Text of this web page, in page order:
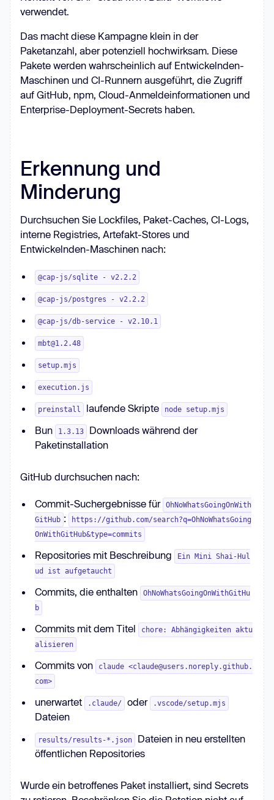
verwendet.
Das macht diese Kampagne klein in der
Paketanzahl, aber potenziell hochwirksam. Diese
Pakete werden wahrscheinlich auf Entwickelnden-
Maschinen und CI-Runnern ausgeführt, die Zugriff
auf GitHub, npm, Cloud-Anmeldeinformationen und
Enterprise-Deployment-Secrets haben.
Erkennung und
Minderung
Durchsuchen Sie Lockfiles, Paket-Caches, CI-Logs,
interne Registries, Artefakt-Stores und
Entwickelnden-Maschinen nach:
@cap-js/sqlite - v2.2.2
@cap-js/postgres - v2.2.2
@cap-js/db-service - v2.10.1
mbt@1.2.48
setup.mjs
execution.js
preinstall laufende Skripte node setup.mjs
Bun 1.3.13
Downloads während der
Paketinstallation
GitHub durchsuchen nach:
Commit-Suchergebnisse für OhNoWhatsGoingOnWith
GitHub :
https://github.com/search?q=OhNoWhatsGoing
OnWithGitHub&type=commits
Repositories mit Beschreibung
Ein Mini Shai-Hul
ud ist aufgetaucht
Commits, die enthalten
OhNoWhatsGoingOnWithGitHu
b
Commits mit dem Titel
chore: Abhängigkeiten aktu
alisieren
Commits von
claude <claude@users.noreply.github.
com>
unerwartet .claude/ oder .vscode/setup.mjs
Dateien
results/results-*.json
Dateien in neu erstellten
öffentlichen Repositories
Wurde ein betroffenes Paket installiert, sind Secrets